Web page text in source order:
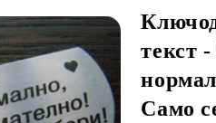
текст
Само